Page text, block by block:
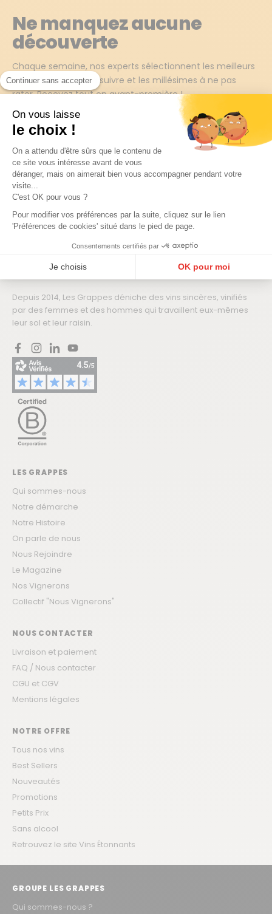
Continuer sans accepter
On vous laisse
le choix !
On a attendu d'être sûrs que le contenu de
ce site vous intéresse avant de vous
déranger, mais on aimerait bien vous accompagner pendant votre
visite...
C'est OK pour vous ?
Pour modifier vos préférences par la suite, cliquez sur le lien
'Préférences de cookies' situé dans le pied de page.
Consentements certifiés par
Je choisis OK pour moi
Notre plateforme vous permet d'adapter et de gérer vos paramètres de confidentialité, en
Ne manquez aucune
découverte
Chaque semaine, nos experts sélectionnent les meilleurs
vins, les domaines à suivre et les millésimes à ne pas
rater. Recevez tout en avant-première !
JE M'INSCRIS →
En m'abonnant j'accepte de recevoir la newsletter Les Grappes.
Les Grappes est le premier partenaire des vignerons et
producteurs : artisans, récoltants et indépendants.
Depuis 2014, Les Grappes déniche des vins sincères, vinifiés
par des femmes et des hommes qui travaillent eux-mêmes
leur sol et leur raisin.
FacebookInstagram
LinkedInYouTube
LES GRAPPES
Qui sommes-nous
Notre démarche
Notre Histoire
On parle de nous
Nous Rejoindre
Le Magazine
Nos Vignerons
Collectif "Nous Vignerons"
NOUS CONTACTER
Livraison et paiement
FAQ / Nous contacter
CGU et CGV
Mentions légales
NOTRE OFFRE
Tous nos vins
Best Sellers
Nouveautés
Promotions
Petits Prix
Sans alcool
Retrouvez le site Vins Étonnants
GROUPE LES GRAPPES
Qui sommes-nous ?